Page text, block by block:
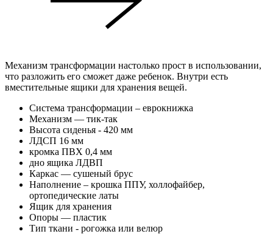
Механизм трансформации настолько прост в использовании,
что разложить его сможет даже ребенок. Внутри есть
вместительные ящики для хранения вещей.
Система трансформации – еврокнижка
Механизм — тик-так
Высота сиденья - 420 мм
ЛДСП 16 мм
кромка ПВХ 0,4 мм
дно ящика ЛДВП
Каркас — сушеный брус
Наполнение – крошка ППУ, холлофайбер,
ортопедические латы
Ящик для хранения
Опоры — пластик
Тип ткани - рогожка или велюр